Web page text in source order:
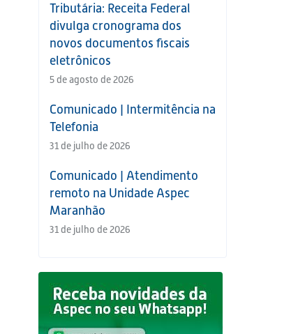
Tributária: Receita Federal
divulga cronograma dos
novos documentos fiscais
eletrônicos
5 de agosto de 2026
Comunicado | Intermitência na
Telefonia
31 de julho de 2026
Comunicado | Atendimento
remoto na Unidade Aspec
Maranhão
31 de julho de 2026